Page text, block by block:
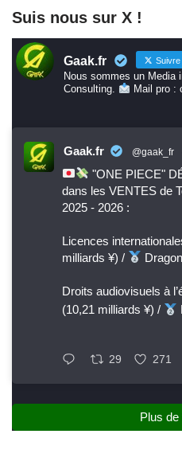
Suis nous sur X !
Gaak.fr Suivre
Nous sommes un Media
Consulting.
Mail pro :
Gaak.fr @gaak_fr
"ONE PIECE"
dans les VENTES de
2025 - 2026 :
Licences
milliards ¥) /
Droits audiovisuels à
(10,21 milliards ¥) /
29 271
Plus de